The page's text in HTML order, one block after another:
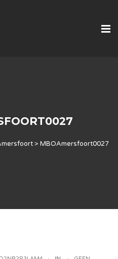
> MBOAmersfoort0027